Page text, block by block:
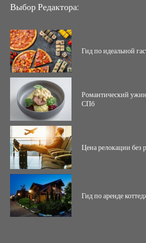
Выбор Редактора:
Гид по идеальной
Романтический
СПб
Цена релокации без
Гид по аренде